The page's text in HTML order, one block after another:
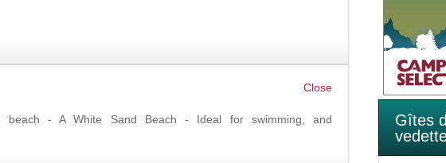
Gîtes
beach - A White Sand Beach - Ideal for swimming, and